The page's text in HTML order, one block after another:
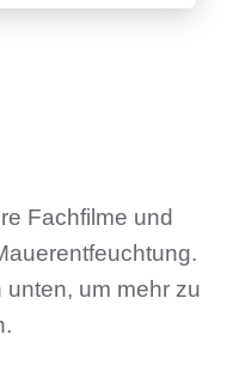
Fachfilme und
um mehr zu